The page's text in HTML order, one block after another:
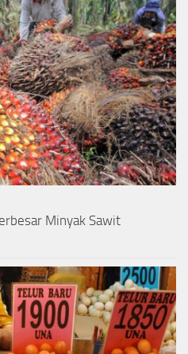
Minyak Sawit